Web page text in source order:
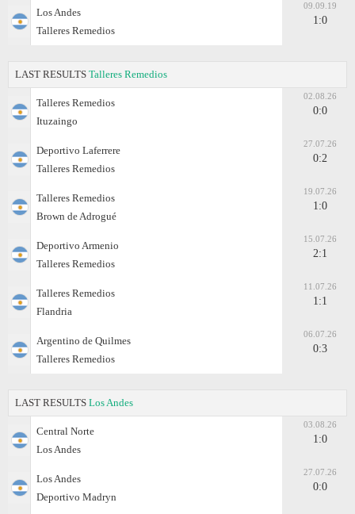
Los Andes
Talleres Remedios
09.09.19
1:0
LAST RESULTS Talleres Remedios
Talleres Remedios
Ituzaingo
02.08.26
0:0
Deportivo Laferrere
Talleres Remedios
27.07.26
0:2
Talleres Remedios
Brown de Adrogué
19.07.26
1:0
Deportivo Armenio
Talleres Remedios
15.07.26
2:1
Talleres Remedios
Flandria
11.07.26
1:1
Argentino de Quilmes
Talleres Remedios
06.07.26
0:3
LAST RESULTS Los Andes
Central Norte
Los Andes
03.08.26
1:0
Los Andes
Deportivo Madryn
27.07.26
0:0